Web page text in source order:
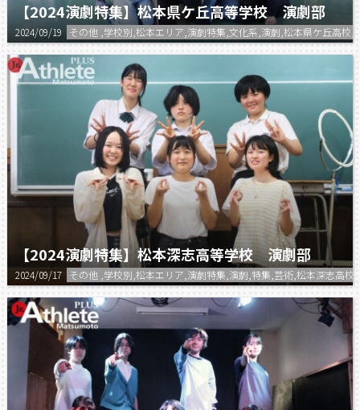
【2024演劇特集】松本県ケ丘高等学校 演劇部
2024/09/19 その他 ,学校別,松本エリア,演劇特集,文化系,演劇,松本県ケ丘高校,
【2024演劇特集】松本深志高等学校 演劇部
2024/09/17 その他 ,学校別,松本エリア,演劇特集,演劇,特集,芸術,松本深志高校